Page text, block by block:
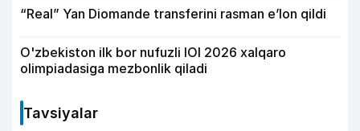
“Real” Yan Diomande transferini rasman e’lon qildi
O'zbekiston ilk bor nufuzli IOI 2026 xalqaro
olimpiadasiga mezbonlik qiladi
Tavsiyalar